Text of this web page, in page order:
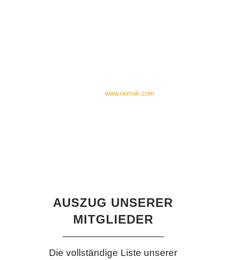
www.nemak.com
AUSZUG UNSERER
MITGLIEDER
Die vollständige Liste unserer